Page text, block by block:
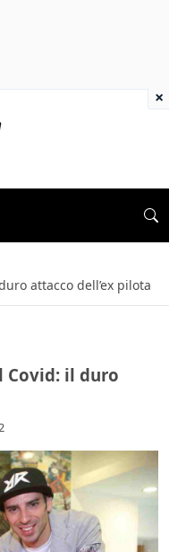
attacco dell’ex pilota
Covid: il duro
×